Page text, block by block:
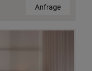
Anfrage